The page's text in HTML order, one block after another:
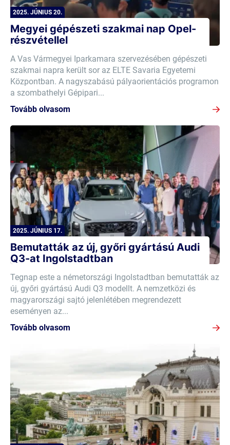
2025. JÚNIUS 20.
Megyei gépészeti szakmai nap Opel-
részvétellel
A Vas Vármegyei Iparkamara szervezésében gépészeti
szakmai napra került sor az ELTE Savaria Egyetemi
Központban. A nagyszabású pályaorientációs programon
a szombathelyi Gépipari...
Tovább olvasom
2025. JÚNIUS 17.
Bemutatták az új, győri gyártású Audi
Q3-at Ingolstadtban
Tegnap este a németországi Ingolstadtban bemutatták az
új, győri gyártású Audi Q3 modellt. A nemzetközi és
magyarországi sajtó jelenlétében megrendezett
eseményen az...
Tovább olvasom